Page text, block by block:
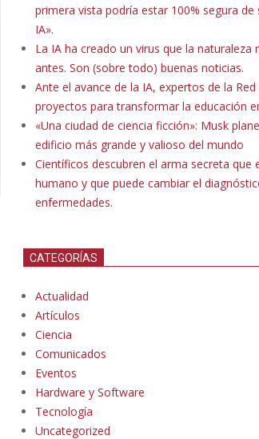
primera vista podría estar 100% segura de
IA».
La IA ha creado un virus que la naturaleza
antes. Son (sobre todo) buenas noticias.
Ante el avance de la IA, expertos de la
proyectos para transformar la educación
«Una ciudad de ciencia ficción»: Musk
edificio más grande y valioso del mundo
Científicos descubren el arma secreta que
humano y que puede cambiar el
enfermedades.
CATEGORÍAS
Actualidad
Artículos
Ciencia
Comunicados
Eventos
Hardware y Software
Tecnología
Uncategorized